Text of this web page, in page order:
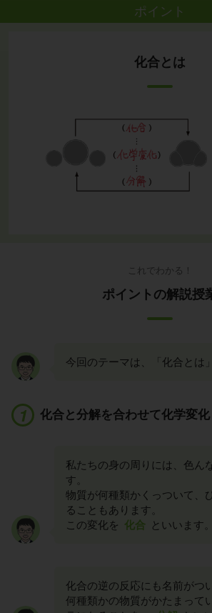
ポイント
化合とは
これでわかる！
ポイントの解説授
今回のテーマは、「化合とは
化合と分解を合わせて化学変化
私たちの身の周りには、色ん
す。
物質が何種類かくっついて、
ることもあります。
この変化を 化合 といいます。
化合の逆の反応にも名前がつ
何種類かの物質がかたまって